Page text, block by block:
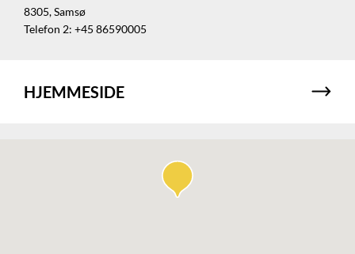
8305, Samsø
Telefon 2: +45 86590005
HJEMMESIDE